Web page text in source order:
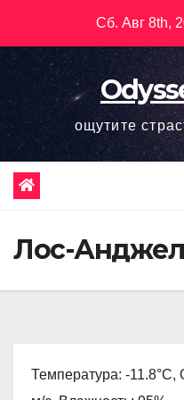
содержимому
Сб. Авг 8th,
ощутите
Лос-
Температура: -